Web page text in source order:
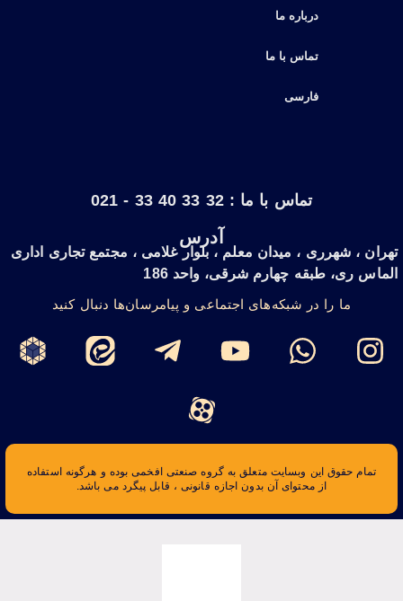
درباره ما
تماس با ما
فارسی
تماس با ما : 32 33 40 33 - 021
آدرس
تهران ، شهرری ، میدان معلم ، بلوار غلامی ، مجتمع تجاری اداری
الماس ری، طبقه چهارم شرقی، واحد 186
ما را در شبکه‌های اجتماعی و پیامرسان‌ها دنبال کنید
تمام حقوق این وبسایت متعلق به گروه صنعتی افخمی بوده و هرگونه استفاده
از محتوای آن بدون اجازه قانونی ، قابل پیگرد می باشد.